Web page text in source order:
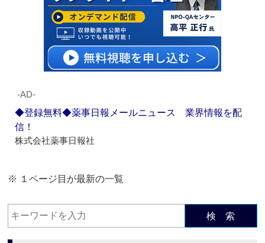
‐AD‐
◆登録無料◆薬事日報メールニュース 業界情報を配
信！
株式会社薬事日報社
※ １ページ目が最新の一覧
検 索